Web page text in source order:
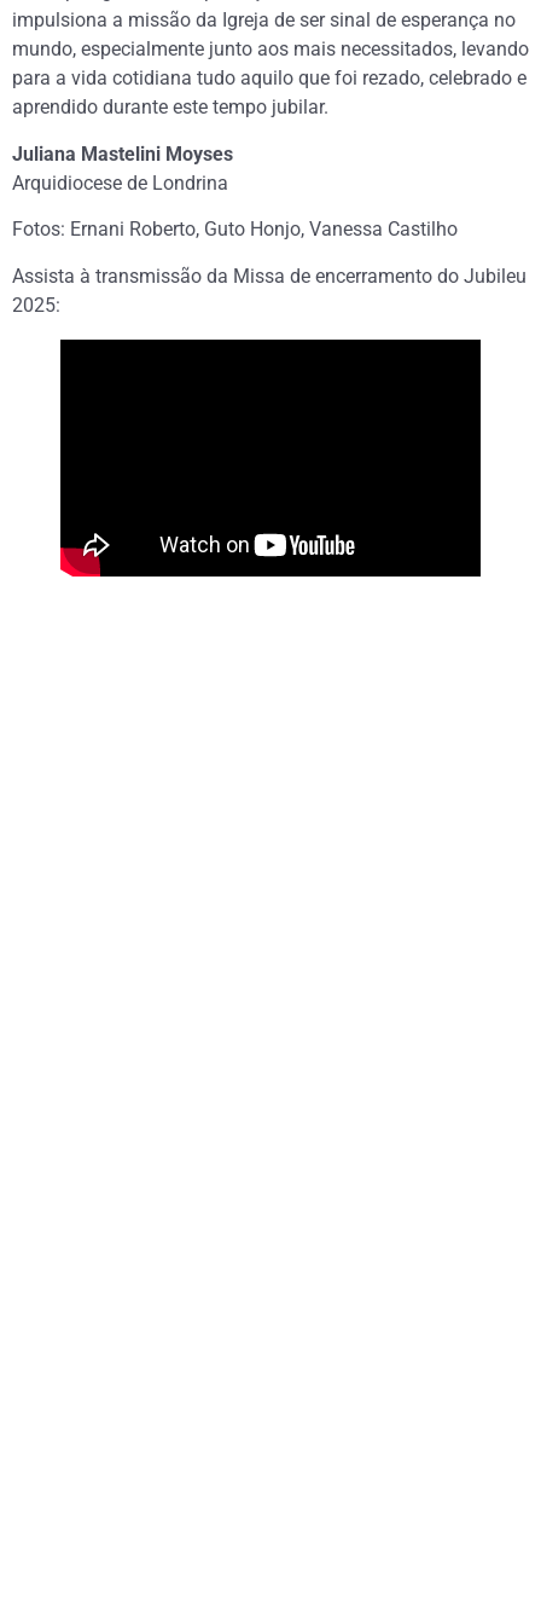
impulsiona a missão da Igreja de ser sinal de esperança no
mundo, especialmente junto aos mais necessitados, levando
para a vida cotidiana tudo aquilo que foi rezado, celebrado e
aprendido durante este tempo jubilar.
Juliana Mastelini Moyses
Arquidiocese de Londrina
Fotos: Ernani Roberto, Guto Honjo, Vanessa Castilho
Assista à transmissão da Missa de encerramento do Jubileu
2025: